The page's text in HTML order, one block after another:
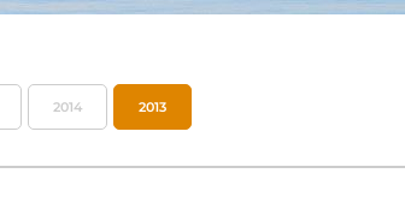
2014 2013